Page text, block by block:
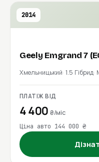
2014
Geely Emgrand 7
Хмельницький 1.5 Гібрид
ПЛАТІЖ ВІД
4 400₴/міс
Ціна авто 144 000 ₴